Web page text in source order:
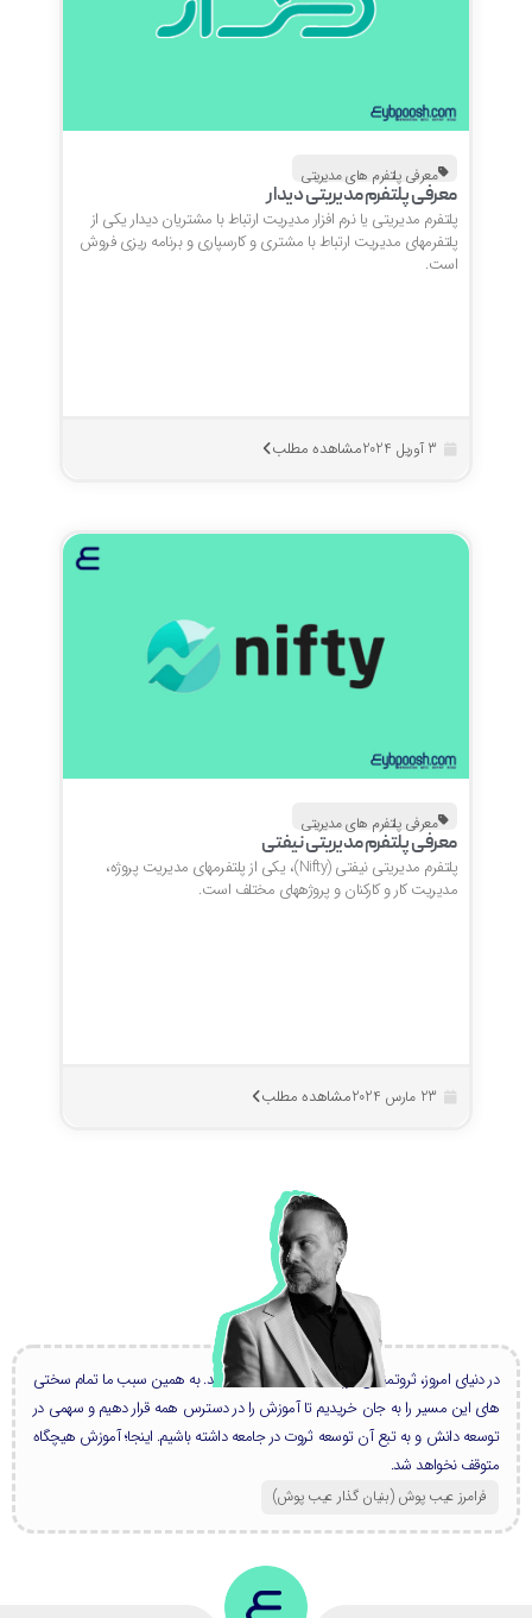
معرفی پلتفرم های مدیریتی
معرفی پلتفرم مدیریتی دیدار
پلتفرم مدیریتی یا نرم افزار مدیریت ارتباط با مشتریان دیدار یکی از
پلتفرمهای مدیریت ارتباط با مشتری و کارسپاری و برنامه ریزی فروش
مشاهده مطلب
معرفی پلتفرم های مدیریتی
معرفی پلتفرم مدیریتی نیفتی
پلتفرم مدیریتی نیفتی (Nifty)، یکی از پلتفرمهای مدیریت پروژه،
مدیریت کار و کارکنان و پروژههای مختلف است.
23 مارس 2024 مشاهده مطلب
در دنیای امروز، ثروتمندان بزرگ، همه دانشمند هستند. به همین سبب ما تمام سختی
های این مسیر را به جان خریدیم تا آموزش را در دسترس همه قرار دهیم و سهمی در
توسعه دانش و به تبع آن توسعه ثروت در جامعه داشته باشیم. اینجا؛ آموزش هیچگاه
متوقف نخواهد شد.
فرامرز عیب پوش (بنیان گذار عیب پوش​)